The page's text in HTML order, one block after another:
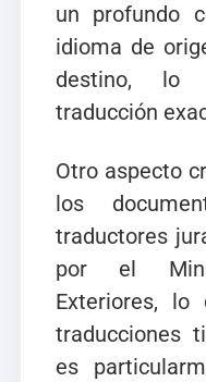
un profundo
idioma de
destino, lo
traducción
Otro aspecto
los
traductores
por el
Exteriores,
traducciones
es